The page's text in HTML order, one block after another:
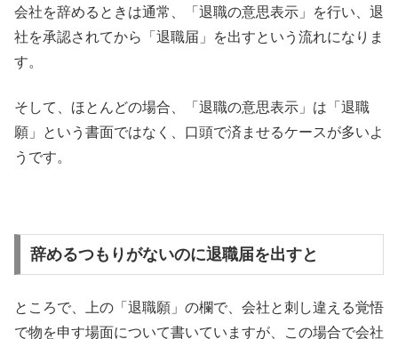
会社を辞めるときは通常、「退職の意思表示」を行い、退
社を承認されてから「退職届」を出すという流れになりま
す。
そして、ほとんどの場合、「退職の意思表示」は「退職
願」という書面ではなく、口頭で済ませるケースが多いよ
うです。
辞めるつもりがないのに退職届を出すと
ところで、上の「退職願」の欄で、会社と刺し違える覚悟
で物を申す場面について書いていますが、この場合で会社